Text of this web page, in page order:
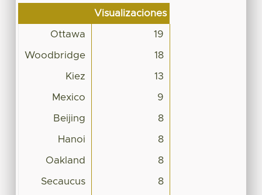
Visualizaciones
Ottawa 19
Woodbridge 18
Kiez 13
Mexico 9
Beijing 8
Hanoi 8
Oakland 8
Secaucus 8